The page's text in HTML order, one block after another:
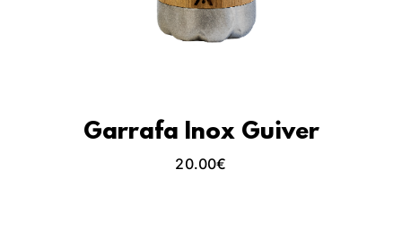
Garrafa Inox Guiver
20.00€